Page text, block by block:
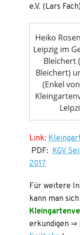
e.V. (Lars Fach)
Heiko
Leipzig im
Bleichert
Bleichert)
(Enkel
Link:
PDF: KGV
2017
Für weitere
kann man
erkundigen ⇒